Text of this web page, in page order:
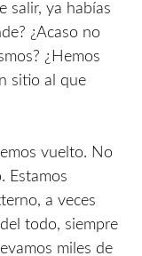
salir, ya habías
¿Acaso no
¿Hemos
sitio al que
vuelto. No
Estamos
a veces
todo, siempre
miles de